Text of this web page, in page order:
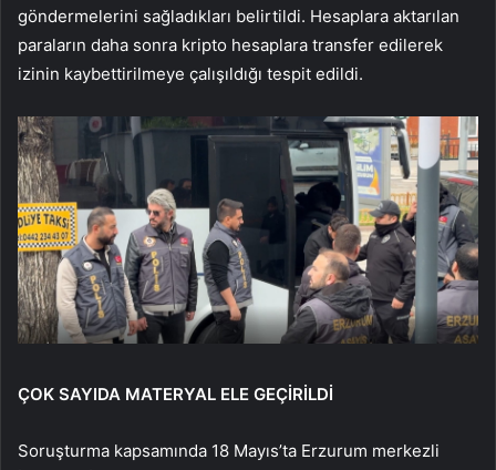
göndermelerini sağladıkları belirtildi. Hesaplara aktarılan
paraların daha sonra kripto hesaplara transfer edilerek
izinin kaybettirilmeye çalışıldığı tespit edildi.
ÇOK SAYIDA MATERYAL ELE GEÇİRİLDİ
Soruşturma kapsamında 18 Mayıs’ta Erzurum merkezli